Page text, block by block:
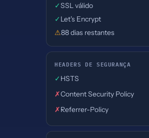
✓SSL válido
✓ Let's Encrypt
⚠88 dias restantes
HEADERS DE SEGURANÇA
✓ HSTS
✗Content Security Policy
✗Referrer-Policy